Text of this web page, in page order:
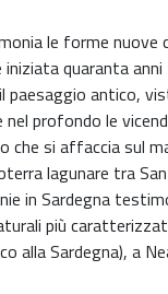
le forme nuove
quaranta
antico,
profondo le
si affaccia sul
lagunare tra
in Sardegna
più
alla Sardegna), a